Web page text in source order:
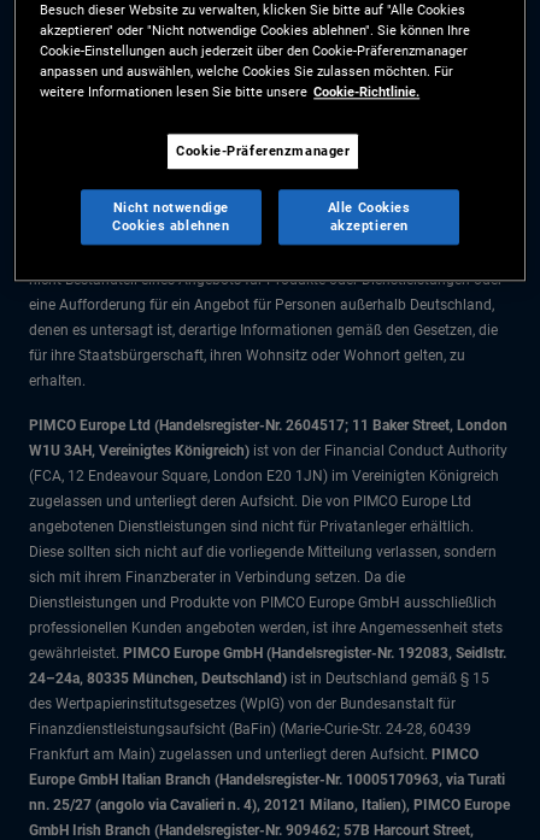
Die Informationen auf dieser Website sind ausschließlich für Deutsche
Staatsbürger bestimmt.
ausschließlich zu Informationszwecken und dürfen nicht als
Anlageberatung verstanden werden. Anleger sollten vor einer
Die Produkte und Dienstleistungen stehen nur Bürgern dieser
nicht Bestandteil eines Angebots für Produkte oder Dienstleistungen oder
eine Aufforderung für ein Angebot für Personen außerhalb Deutschland,
denen es untersagt ist, derartige Informationen gemäß den Gesetzen, die
für ihre Staatsbürgerschaft, ihren Wohnsitz oder Wohnort gelten, zu
erhalten.
PIMCO Europe Ltd (Handelsregister-Nr. 2604517; 11 Baker Street, London
W1U 3AH, Vereinigtes Königreich) ist von der Financial Conduct Authority
(FCA, 12 Endeavour Square, London E20 1JN) im Vereinigten Königreich
zugelassen und unterliegt deren Aufsicht. Die von PIMCO Europe Ltd
angebotenen Dienstleistungen sind nicht für Privatanleger erhältlich.
Diese sollten sich nicht auf die vorliegende Mitteilung verlassen, sondern
sich mit ihrem Finanzberater in Verbindung setzen. Da die
Dienstleistungen und Produkte von PIMCO Europe GmbH ausschließlich
professionellen Kunden angeboten werden, ist ihre Angemessenheit stets
gewährleistet. PIMCO Europe GmbH (Handelsregister-Nr. 192083, Seidlstr.
24–24a, 80335 München, Deutschland) ist in Deutschland gemäß § 15
des Wertpapierinstitutsgesetzes (WpIG) von der Bundesanstalt für
Finanzdienstleistungsaufsicht (BaFin) (Marie-Curie-Str. 24-28, 60439
Frankfurt am Main) zugelassen und unterliegt deren Aufsicht. PIMCO
Europe GmbH Italian Branch (Handelsregister-Nr. 10005170963, via Turati
nn. 25/27 (angolo via Cavalieri n. 4), 20121 Milano, Italien), PIMCO Europe
GmbH Irish Branch (Handelsregister-Nr. 909462; 57B Harcourt Street,
Besuch dieser Website zu verwalten, klicken Sie bitte auf "Alle Cookies
akzeptieren" oder "Nicht notwendige Cookies ablehnen". Sie können Ihre
Cookie-Einstellungen auch jederzeit über den Cookie-Präferenzmanager
anpassen und auswählen, welche Cookies Sie zulassen möchten. Für
weitere Informationen lesen Sie bitte unsere Cookie-Richtlinie.
Cookie-Präferenzmanager
Nicht notwendige
Cookies ablehnen
Alle Cookies
akzeptieren